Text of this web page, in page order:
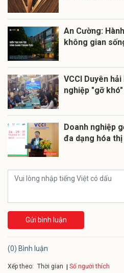
An Cường:
không gian
VCCI Duyên
nghiệp "gỡ
Doanh nghiệp
đa dạng hóa
Gửi bình luận
(0) Bình luận
Xếp theo: Thời gian Số người thích